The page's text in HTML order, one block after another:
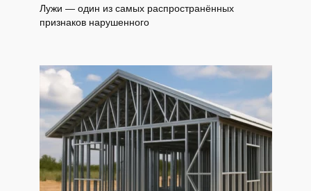
Лужи — один из самых распространённых
признаков нарушенного